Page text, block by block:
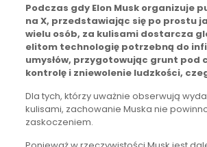
Podczas gdy Elon Musk organizuje
na X, przedstawiając się po prostu
wielu osób, za kulisami dostarcza
elitom technologię potrzebną do
umysłów, przygotowując grunt pod
kontrolę i zniewolenie ludzkości,
Dla tych, którzy uważnie obserwują
kulisami, zachowanie Muska nie
zaskoczeniem.